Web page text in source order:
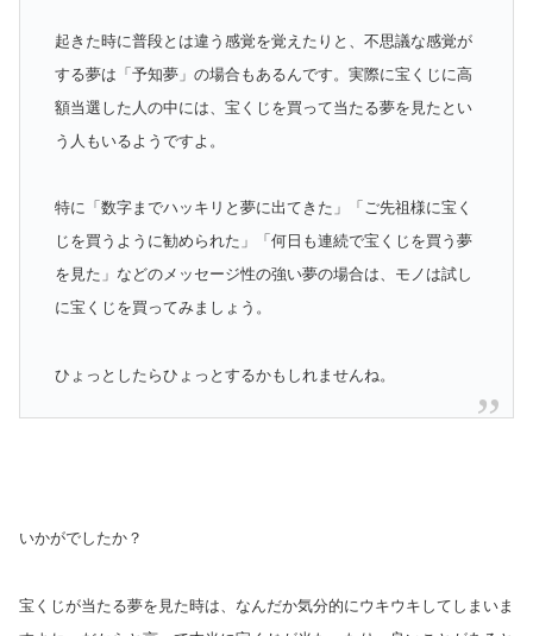
起きた時に普段とは違う感覚を覚えたりと、不思議な感覚が
する夢は「予知夢」の場合もあるんです。実際に宝くじに高
額当選した人の中には、宝くじを買って当たる夢を見たとい
う人もいるようですよ。
特に「数字までハッキリと夢に出てきた」「ご先祖様に宝く
じを買うように勧められた」「何日も連続で宝くじを買う夢
を見た」などのメッセージ性の強い夢の場合は、モノは試し
に宝くじを買ってみましょう。
ひょっとしたらひょっとするかもしれませんね。
いかがでしたか？
宝くじが当たる夢を見た時は、なんだか気分的にウキウキしてしまいま